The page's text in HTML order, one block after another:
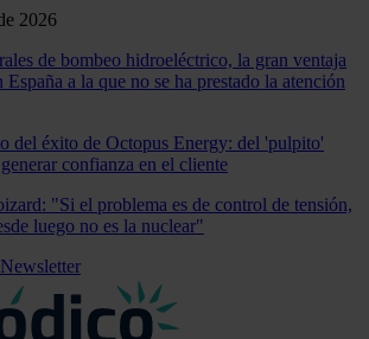
2026
de bombeo hidroeléctrico, la gran ventaja
España a la que no se ha prestado la atención
del éxito de Octopus Energy: del 'pulpito'
confianza en el cliente
"Si el problema es de control de tensión,
luego no es la nuclear"